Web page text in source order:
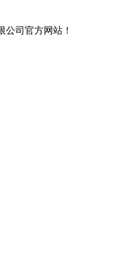
公司官方网站！